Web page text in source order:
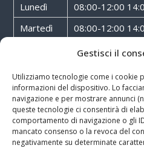
Gestisci il
Utilizziamo tecnologie come i cookie
informazioni del dispositivo. Lo
navigazione e per mostrare annunci
queste tecnologie ci consentirà di
comportamento di navigazione o gli
mancato consenso o la revoca del
negativamente su determinate
Lunedì
08:00-12:00
Martedì
08:00-12:00
08:00-12:00
Giovedì
08:00-12:00
Venerdì
08:00-12:00
Sabato
08:00-12:00